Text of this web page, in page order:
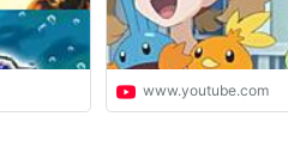
www.youtube.com